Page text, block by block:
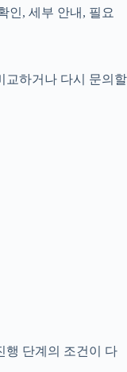
인, 세부 안내, 필요
교하거나 다시 문의할
행 단계의 조건이 다